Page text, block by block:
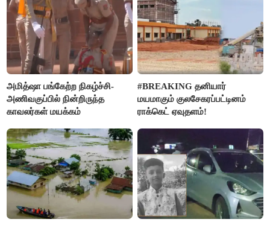
அமித்ஷா பங்கேற்ற நிகழ்ச்சி-
அணிவகுப்பில் நின்றிருந்த
காவலர்கள் மயக்கம்
#BREAKING தனியார்
மயமாகும் குலசேகரப்பட்டினம்
ராக்கெட் ஏவுதளம்!